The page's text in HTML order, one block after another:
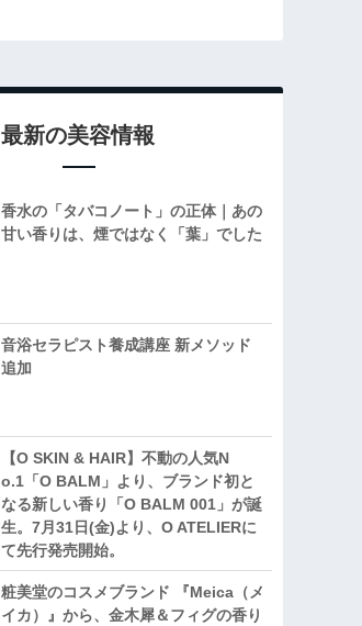
最新の美容情報
香水の「タバコノート」の正体｜あの
甘い香りは、煙ではなく「葉」でした
音浴セラピスト養成講座 新メソッド
追加
【O SKIN & HAIR】不動の人気N
o.1「O BALM」より、ブランド初と
なる新しい香り「O BALM 001」が誕
生。7月31日(金)より、O ATELIERに
て先行発売開始。
粧美堂のコスメブランド 『Meica（メ
イカ）』から、金木犀＆フィグの香り